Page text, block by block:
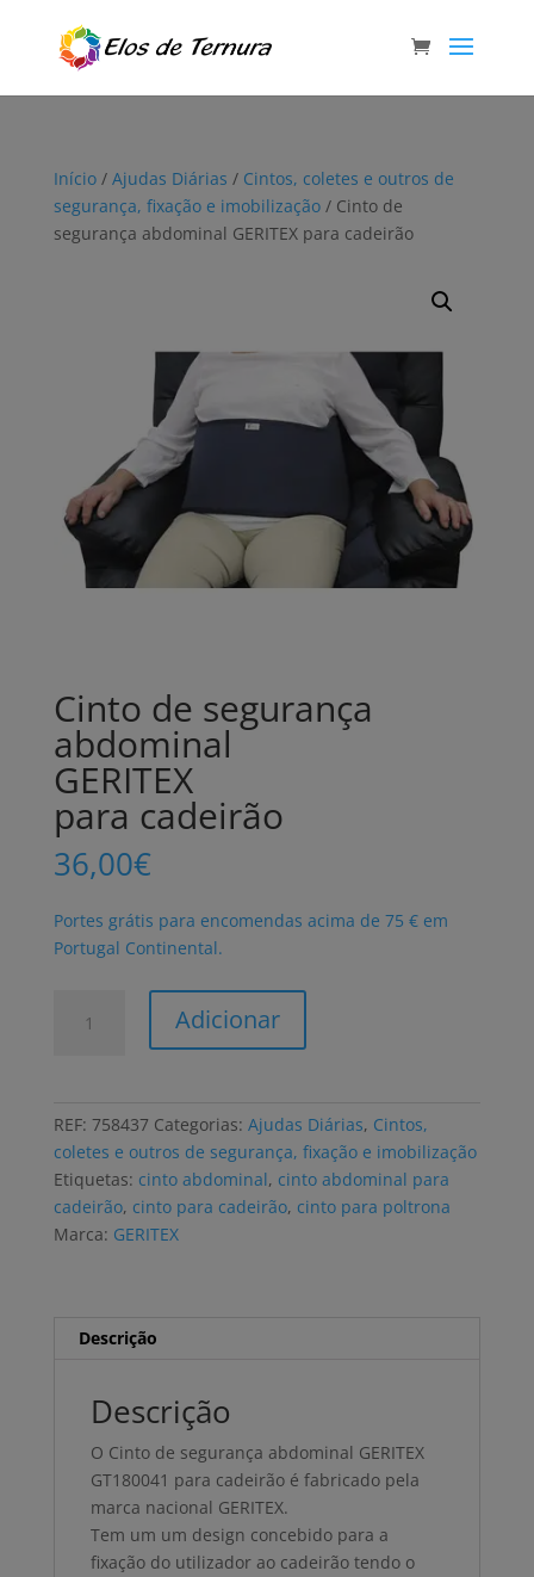
Início/ Ajudas Diárias / Cintos, coletes e outros de
segurança, fixação e imobilização/ Cinto de
segurança abdominal GERITEX para cadeirão
Cinto de segurança
abdominal
GERITEX
para cadeirão
36,00€
Portes grátis para encomendas acima de 75 € em
Portugal Continental.
abdominal
para
Adicionar
REF: 758437 Categorias: Ajudas Diárias, Cintos,
coletes e outros de segurança, fixação e imobilização
Etiquetas: cinto abdominal, cinto abdominal para
cadeirão, cinto para cadeirão, cinto para poltrona
Marca: GERITEX
Descrição
Descrição
O Cinto de segurança abdominal GERITEX
GT180041 para cadeirão é fabricado pela
marca nacional GERITEX.
Tem um um design concebido para a
fixação do utilizador ao cadeirão tendo o